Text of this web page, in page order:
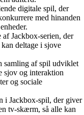
digitale spil, der
med hinanden
Jackbox-serien, der
deltage i sjove
samling af spil udviklet
sjov og interaktion
og sociale
i Jackbox-spil, der giver
tv-skærm, så alle kan